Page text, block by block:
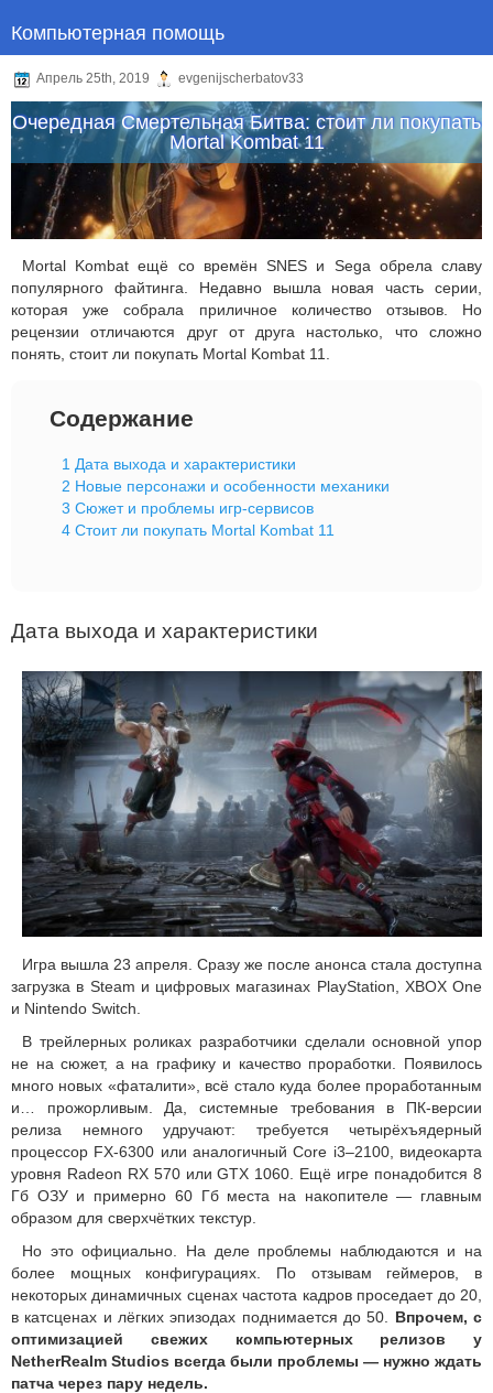
Компьютерная помощь
Апрель 25th, 2019 evgenijscherbatov33
Очередная Смертельная Битва: стоит ли покупать
Mortal Kombat 11
Mortal Kombat ещё со времён SNES и Sega обрела славу
популярного файтинга. Недавно вышла новая часть серии,
которая уже собрала приличное количество отзывов. Но
рецензии отличаются друг от друга настолько, что сложно
понять, стоит ли покупать Mortal Kombat 11.
Содержание
1 Дата выхода и характеристики
2 Новые персонажи и особенности механики
3 Сюжет и проблемы игр-сервисов
4 Стоит ли покупать Mortal Kombat 11
Дата выхода и характеристики
Игра вышла 23 апреля. Сразу же после анонса стала доступна
загрузка в Steam и цифровых магазинах PlayStation, XBOX One
и Nintendo Switch.
В трейлерных роликах разработчики сделали основной упор
не на сюжет, а на графику и качество проработки. Появилось
много новых «фаталити», всё стало куда более проработанным
и… прожорливым. Да, системные требования в ПК-версии
релиза немного удручают: требуется четырёхъядерный
процессор FX-6300 или аналогичный Core i3–2100, видеокарта
уровня Radeon RX 570 или GTX 1060. Ещё игре понадобится 8
Гб ОЗУ и примерно 60 Гб места на накопителе — главным
образом для сверхчётких текстур.
Но это официально. На деле проблемы наблюдаются и на
более мощных конфигурациях. По отзывам геймеров, в
некоторых динамичных сценах частота кадров проседает до 20,
в катсценах и лёгких эпизодах поднимается до 50. Впрочем, с
оптимизацией свежих компьютерных релизов у
NetherRealm Studios всегда были проблемы — нужно ждать
патча через пару недель.